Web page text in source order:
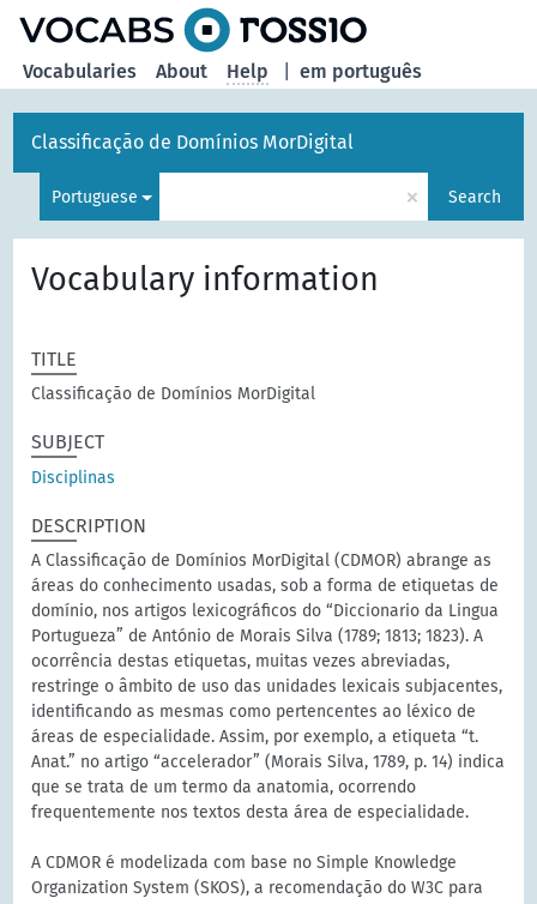
em português
Vocabularies About Help
Classificação de Domínios MorDigital
Portuguese × Search
Vocabulary information
TITLE
Classificação de Domínios MorDigital
SUBJECT
Disciplinas
DESCRIPTION
A Classificação de Domínios MorDigital (CDMOR) abrange as
áreas do conhecimento usadas, sob a forma de etiquetas de
domínio, nos artigos lexicográficos do “Diccionario da Lingua
Portugueza” de António de Morais Silva (1789; 1813; 1823). A
ocorrência destas etiquetas, muitas vezes abreviadas,
restringe o âmbito de uso das unidades lexicais subjacentes,
identificando as mesmas como pertencentes ao léxico de
áreas de especialidade. Assim, por exemplo, a etiqueta “t.
Anat.” no artigo “accelerador” (Morais Silva, 1789, p. 14) indica
que se trata de um termo da anatomia, ocorrendo
frequentemente nos textos desta área de especialidade.
A CDMOR é modelizada com base no Simple Knowledge
Organization System (SKOS), a recomendação do W3C para